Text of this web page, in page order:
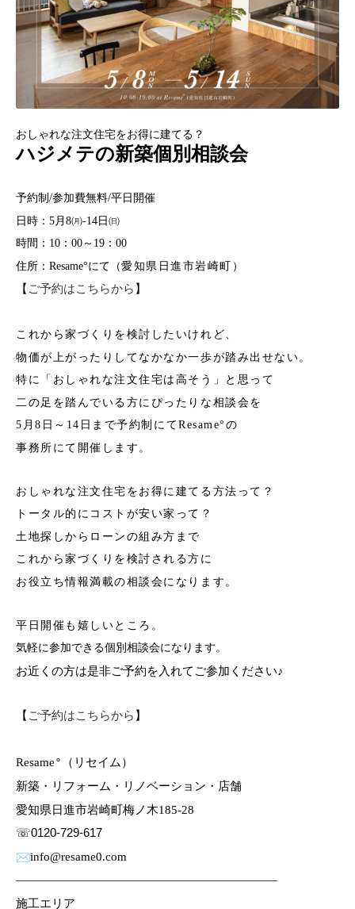
おしゃれな注文住宅をお得に建てる？
ハジメテの新築個別相談会
予約制 /参加費無料/平日開催
日時： 5 月 8㈪-14日㈰
時間： 10 ： 00 ～ 19 ： 00
住所： Resame°にて（愛知県日進市岩崎町）
【 ご予約はこちらから 】
これから家づくりを検討したいけれど、
物価が上がったりしてなかなか一歩が踏み出せない。
特に「おしゃれな注文住宅は高そう」と思って
二の足を踏んでいる方にぴったりな相談会を
5 月8 日～ 14 日まで予約制にてResame°の
事務所にて開催します。
おしゃれな注文住宅をお得に建てる方法って？
トータル的にコストが安い家って？
土地探しからローンの組み方まで
これから家づくりを検討される方に
お役立ち情報満載の相談会になります。
平日開催も嬉しいところ。
気軽に参加できる個別相談会になります。
お近くの方は是非ご予約を入れてご参加ください♪
【 ご予約はこちらから 】
Resame°
（リセイム）
新築・リフォーム・リノベーション・店舗
愛知県日進市岩崎町梅ノ木185‐28
☏0120-729-617
info@resame0.com
——————————————————————
施工エリア